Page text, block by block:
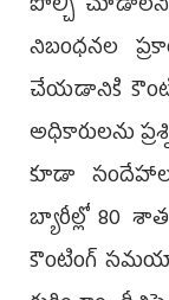
నిబంధనల
చేయడానికి
అధికారులను
కూడా
బ్యారీల్లో 80
కౌంటింగ్